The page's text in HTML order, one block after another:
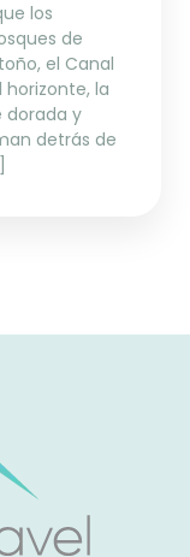
los
de
el Canal
horizonte, la
dorada y
detrás de